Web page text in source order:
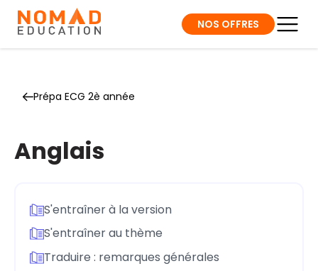
NOS OFFRES
Prépa ECG 2è année
Anglais
S'entraîner à la version
S'entraîner au thème
Traduire : remarques générales